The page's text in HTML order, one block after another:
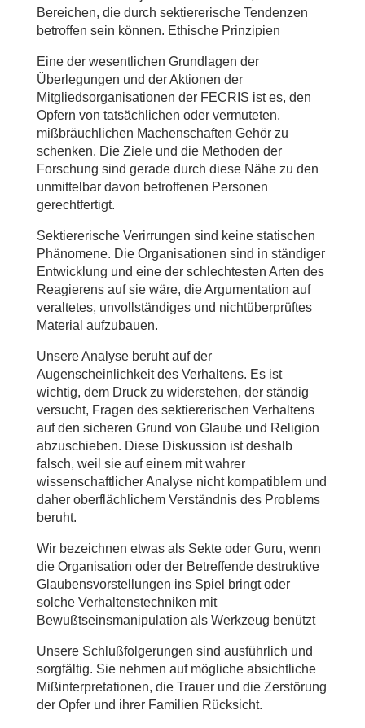
Bereichen, die durch sektiererische Tendenzen
betroffen sein können. Ethische Prinzipien
Eine der wesentlichen Grundlagen der
Überlegungen und der Aktionen der
Mitgliedsorganisationen der FECRIS ist es, den
Opfern von tatsächlichen oder vermuteten,
mißbräuchlichen Machenschaften Gehör zu
schenken. Die Ziele und die Methoden der
Forschung sind gerade durch diese Nähe zu den
unmittelbar davon betroffenen Personen
gerechtfertigt.
Sektiererische Verirrungen sind keine statischen
Phänomene. Die Organisationen sind in ständiger
Entwicklung und eine der schlechtesten Arten des
Reagierens auf sie wäre, die Argumentation auf
veraltetes, unvollständiges und nichtüberprüftes
Material aufzubauen.
Unsere Analyse beruht auf der
Augenscheinlichkeit des Verhaltens. Es ist
wichtig, dem Druck zu widerstehen, der ständig
versucht, Fragen des sektiererischen Verhaltens
auf den sicheren Grund von Glaube und Religion
abzuschieben. Diese Diskussion ist deshalb
falsch, weil sie auf einem mit wahrer
wissenschaftlicher Analyse nicht kompatiblem und
daher oberflächlichem Verständnis des Problems
beruht.
Wir bezeichnen etwas als Sekte oder Guru, wenn
die Organisation oder der Betreffende destruktive
Glaubensvorstellungen ins Spiel bringt oder
solche Verhaltenstechniken mit
Bewußtseinsmanipulation als Werkzeug benützt
Unsere Schlußfolgerungen sind ausführlich und
sorgfältig. Sie nehmen auf mögliche absichtliche
Mißinterpretationen, die Trauer und die Zerstörung
der Opfer und ihrer Familien Rücksicht.